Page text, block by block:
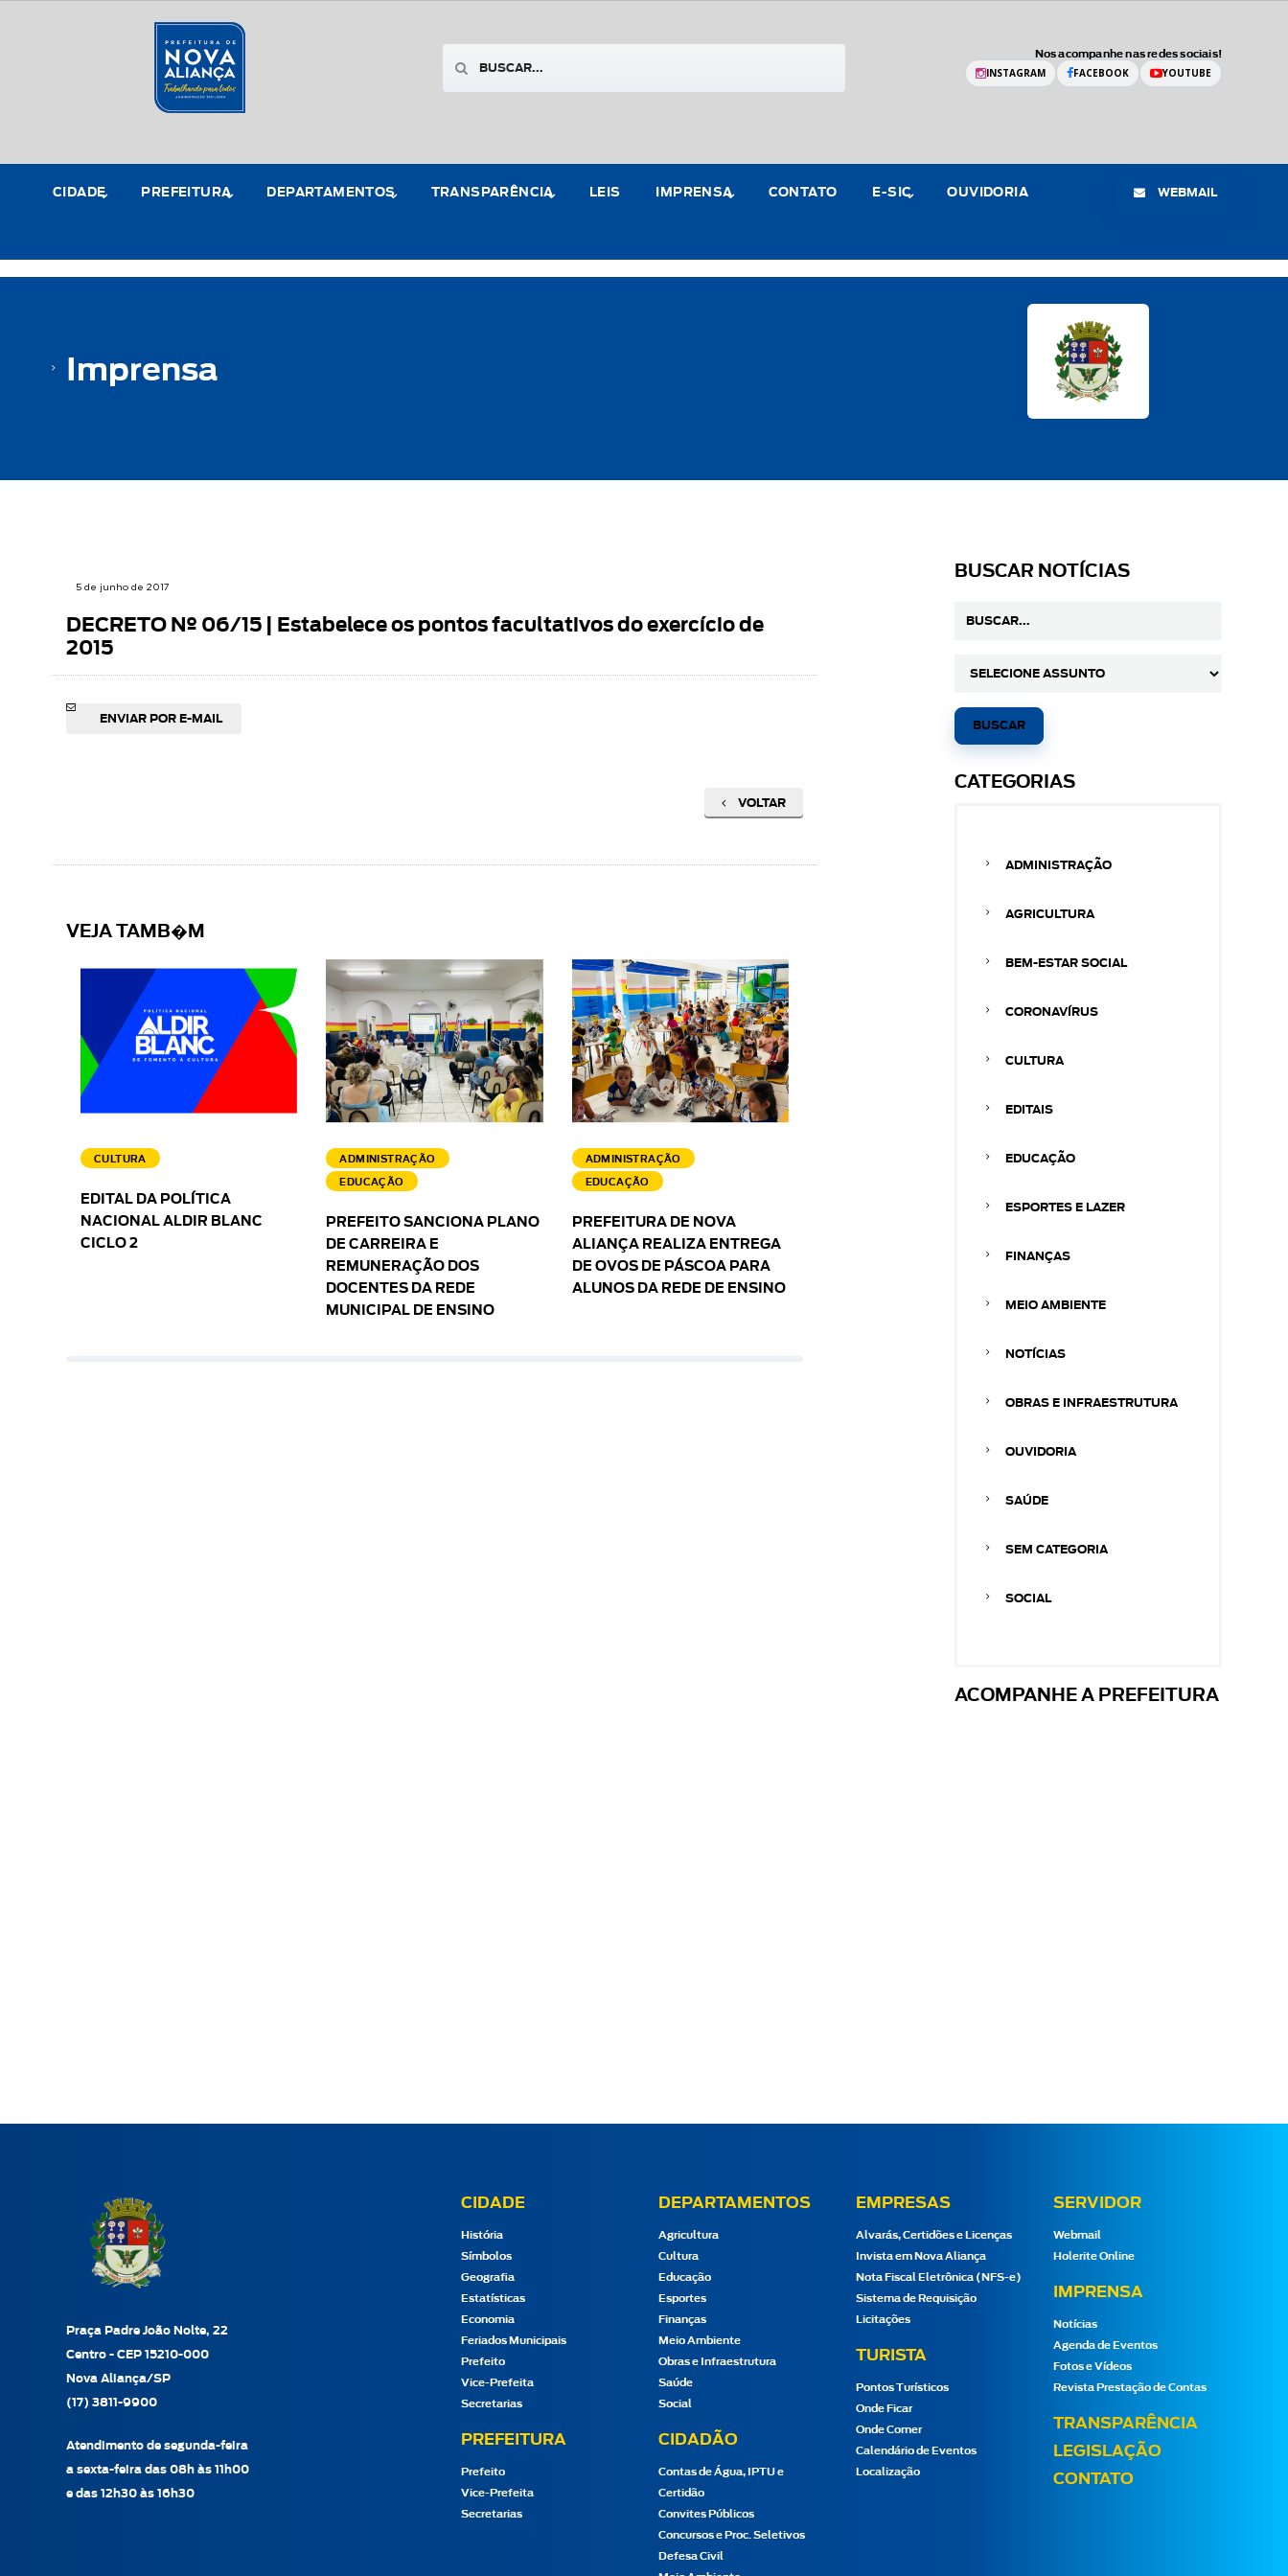
Nos acompanhe nas redes sociais!
INSTAGRAM FACEBOOK YOUTUBE
CIDADE PREFEITURA DEPARTAMENTOS TRANSPARÊNCIA LEIS IMPRENSA CONTATO E-SIC OUVIDORIA WEBMAIL
Imprensa
5 de junho de 2017
DECRETO Nº 06/15 | Estabelece os pontos facultativos do exercício de
2015
ENVIAR POR E-MAIL
VOLTAR
VEJA TAMB�M
CULTURA
EDITAL DA POLÍTICA
NACIONAL ALDIR BLANC
CICLO 2
ADMINISTRAÇÃO
EDUCAÇÃO
PREFEITO SANCIONA PLANO
DE CARREIRA E
REMUNERAÇÃO DOS
DOCENTES DA REDE
MUNICIPAL DE ENSINO
ADMINISTRAÇÃO
EDUCAÇÃO
PREFEITURA DE NOVA
ALIANÇA REALIZA ENTREGA
DE OVOS DE PÁSCOA PARA
ALUNOS DA REDE DE ENSINO
BUSCAR NOTÍCIAS
CATEGORIAS
ADMINISTRAÇÃO
AGRICULTURA
BEM-ESTAR SOCIAL
CORONAVÍRUS
CULTURA
EDITAIS
EDUCAÇÃO
ESPORTES E LAZER
FINANÇAS
MEIO AMBIENTE
NOTÍCIAS
OBRAS E INFRAESTRUTURA
OUVIDORIA
SAÚDE
SEM CATEGORIA
SOCIAL
ACOMPANHE A PREFEITURA
Praça Padre João Nolte, 22
Centro - CEP 15210-000
Nova Aliança/SP
(17) 3811-9900
Atendimento de segunda-feira
a sexta-feira das 08h às 11h00
e das 12h30 às 16h30
CIDADE
História
Símbolos
Geografia
Estatísticas
Economia
Feriados Municipais
Prefeito
Vice-Prefeita
Secretarias
PREFEITURA
Prefeito
Vice-Prefeita
Secretarias
DEPARTAMENTOS
Agricultura
Cultura
Educação
Esportes
Finanças
Meio Ambiente
Obras e Infraestrutura
Saúde
Social
CIDADÃO
Contas de Água, IPTU e
Certidão
Convites Públicos
Concursos e Proc. Seletivos
Defesa Civil
EMPRESAS
Alvarás, Certidões e Licenças
Invista em Nova Aliança
Nota Fiscal Eletrônica (NFS-e)
Sistema de Requisição
Licitações
TURISTA
Pontos Turísticos
Onde Ficar
Onde Comer
Calendário de Eventos
Localização
SERVIDOR
Webmail
Holerite Online
IMPRENSA
Notícias
Agenda de Eventos
Fotos e Vídeos
Revista Prestação de Contas
TRANSPARÊNCIA
LEGISLAÇÃO
CONTATO